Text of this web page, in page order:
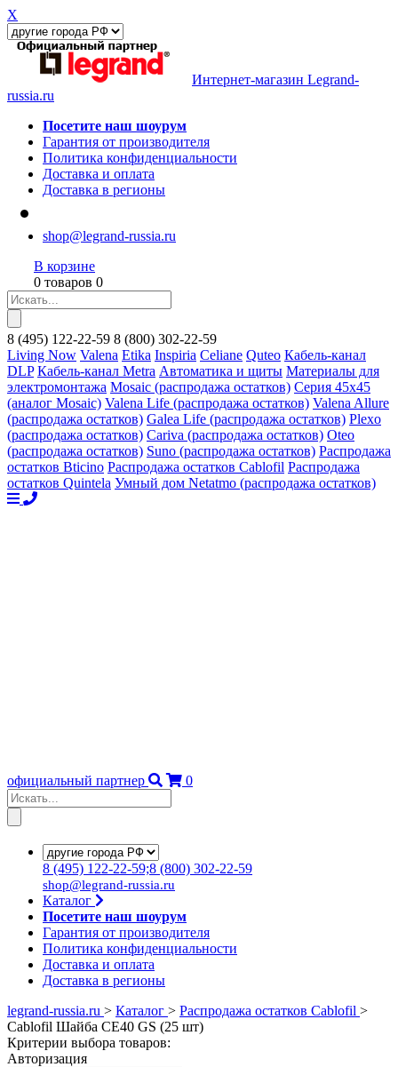
X
Интернет-магазин Legrand-
russia.ru
Посетите наш шоурум
Гарантия от производителя
Политика конфиденциальности
Доставка и оплата
Доставка в регионы
shop@legrand-russia.ru
В корзине
0 товаров 0
8 (495) 122-22-59 8 (800) 302-22-59
Living Now Valena Etika Inspiria Celiane Quteo Кабель-канал
DLP Кабель-канал Metra Автоматика и щиты Материалы для
электромонтажа Mosaic (распродажа остатков) Серия 45х45
(аналог Mosaic) Valena Life (распродажа остатков) Valena Allure
(распродажа остатков) Galea Life (распродажа остатков) Plexo
(распродажа остатков) Cariva (распродажа остатков) Oteo
(распродажа остатков) Suno (распродажа остатков) Распродажа
остатков Bticino Распродажа остатков Cablofil Распродажа
остатков Quintela Умный дом Netatmo (распродажа остатков)
официальный партнер 0
8 (495) 122-22-59;8 (800) 302-22-59
shop@legrand-russia.ru
Каталог
Посетите наш шоурум
Гарантия от производителя
Политика конфиденциальности
Доставка и оплата
Доставка в регионы
legrand-russia.ru > Каталог > Распродажа остатков Cablofil >
Cablofil Шайба CE40 GS (25 шт)
Критерии выбора товаров:
Авторизация